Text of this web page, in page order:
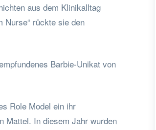
aus dem Klinikalltag
Nurse“ rückte sie den
Barbie-Unikat von
Role Model ein ihr
Mattel. In diesem Jahr wurden